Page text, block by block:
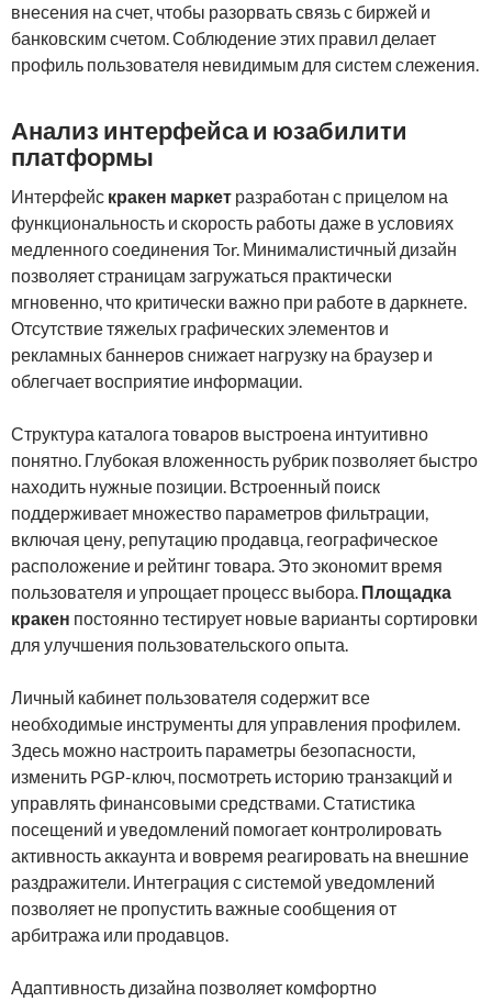
внесения на счет, чтобы разорвать связь с биржей и
банковским счетом. Соблюдение этих правил делает
профиль пользователя невидимым для систем слежения.
Анализ интерфейса и юзабилити
платформы
Интерфейс кракен маркет разработан с прицелом на
функциональность и скорость работы даже в условиях
медленного соединения Tor. Минималистичный дизайн
позволяет страницам загружаться практически
мгновенно, что критически важно при работе в даркнете.
Отсутствие тяжелых графических элементов и
рекламных баннеров снижает нагрузку на браузер и
облегчает восприятие информации.
Структура каталога товаров выстроена интуитивно
понятно. Глубокая вложенность рубрик позволяет быстро
находить нужные позиции. Встроенный поиск
поддерживает множество параметров фильтрации,
включая цену, репутацию продавца, географическое
расположение и рейтинг товара. Это экономит время
пользователя и упрощает процесс выбора. Площадка
кракен постоянно тестирует новые варианты сортировки
для улучшения пользовательского опыта.
Личный кабинет пользователя содержит все
необходимые инструменты для управления профилем.
Здесь можно настроить параметры безопасности,
изменить PGP-ключ, посмотреть историю транзакций и
управлять финансовыми средствами. Статистика
посещений и уведомлений помогает контролировать
активность аккаунта и вовремя реагировать на внешние
раздражители. Интеграция с системой уведомлений
позволяет не пропустить важные сообщения от
арбитража или продавцов.
Адаптивность дизайна позволяет комфортно